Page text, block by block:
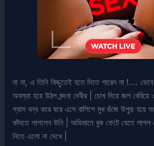
না না, এ তিনি কিছুতেই হতে দিতে পারেন না !….
অবস্থা হয়ে উঠল বন্দনা দেবীর | চোখ দিয়ে জল বেরিয়ে
গ্যাস বন্ধ করে ঘরে এসে বালিশে মুখ গুঁজে উপুড় হয়ে
কাঁদতে লাগলেন উনি | অভিমানে বুক ফেটে যেতে
নিতে এলো না দেখে |